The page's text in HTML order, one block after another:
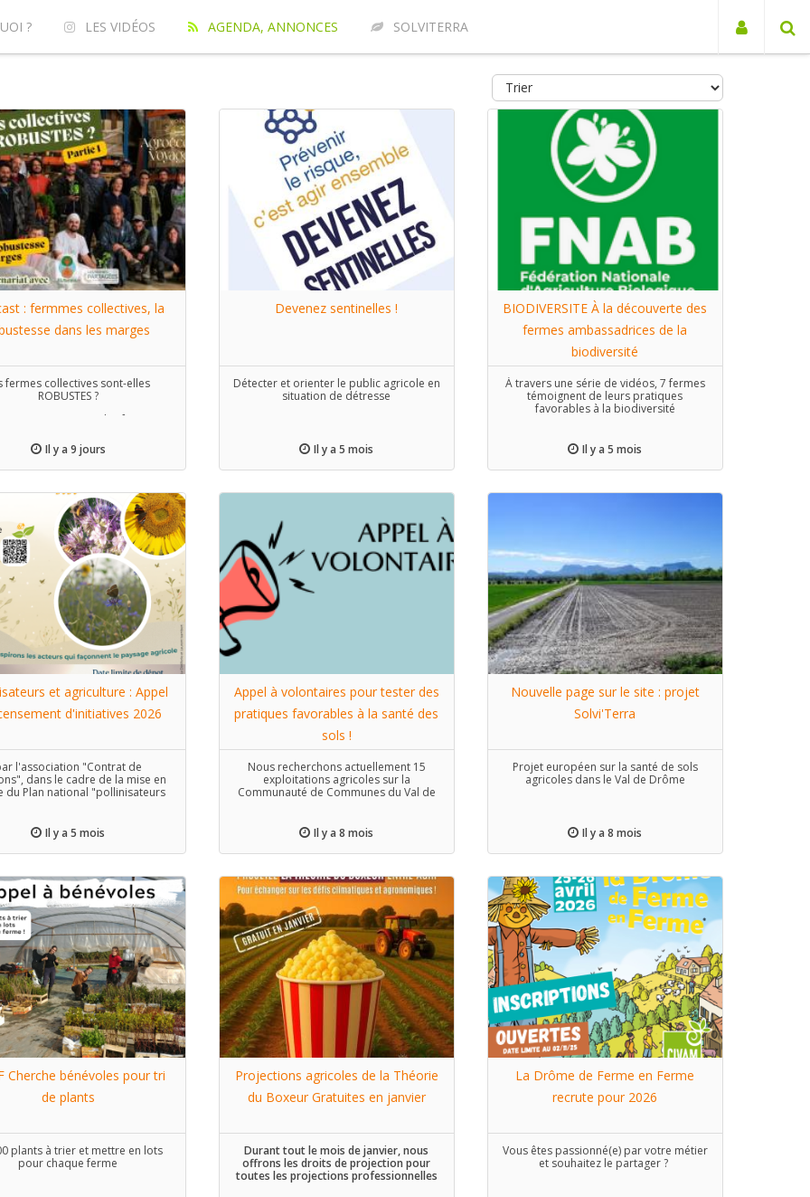
? LES VIDÉOS AGENDA, ANNONCES SOLVITERRA
: fermmes collectives, la
dans les marges
fermes collectives sont-elles
ROBUSTES ?
pourrait penser que les fermes
sont très robustes par
aux exploitations agricoles
Mais vous le sentirez
complexe que cela.
Il y a 9 jours
Devenez sentinelles !
Détecter et orienter le public agricole en
situation de détresse
Il y a 5 mois
BIODIVERSITE À la découverte des
fermes ambassadrices de la
biodiversité
À travers une série de vidéos, 7 fermes
témoignent de leurs pratiques
favorables à la biodiversité
Il y a 5 mois
et agriculture : Appel
d'initiatives 2026
l'association "Contrat de
dans le cadre de la mise en
du Plan national "pollinisateurs
Il y a 5 mois
Appel à volontaires pour tester des
pratiques favorables à la santé des
sols !
Nous recherchons actuellement 15
exploitations agricoles sur la
Communauté de Communes du Val de
Que vous soyez déjà engagé, que vous
commenciez tout juste à adapter vos
pratiques ou que vous souhaitiez vous
implication est importante.
Il y a 8 mois
Nouvelle page sur le site : projet
Solvi'Terra
Projet européen sur la santé de sols
agricoles dans le Val de Drôme
Il y a 8 mois
Cherche bénévoles pour tri
de plants
plants à trier et mettre en lots
pour chaque ferme
Projections agricoles de la Théorie
du Boxeur Gratuites en janvier
Durant tout le mois de janvier, nous
offrons les droits de projection pour
toutes les projections professionnelles
La Drôme de Ferme en Ferme
recrute pour 2026
Vous êtes passionné(e) par votre métier
et souhaitez le partager ?